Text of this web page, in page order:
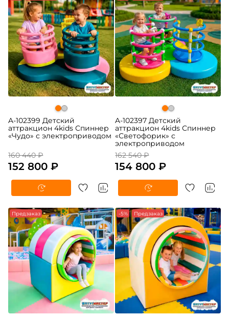
A-102399 Детский
аттракцион 4kids Спиннер
«Чудо» с электроприводом
160 440 ₽
152 800 ₽
A-102397 Детский
аттракцион 4kids Спиннер
«Светофорик» с
электроприводом
162 540 ₽
154 800 ₽
Предзаказ -5% Предзаказ